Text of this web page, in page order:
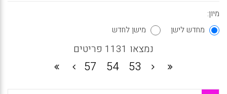
מיון:
מחדש לישן
מישן לחדש
נמצאו 1131 פריטים
53
54
57